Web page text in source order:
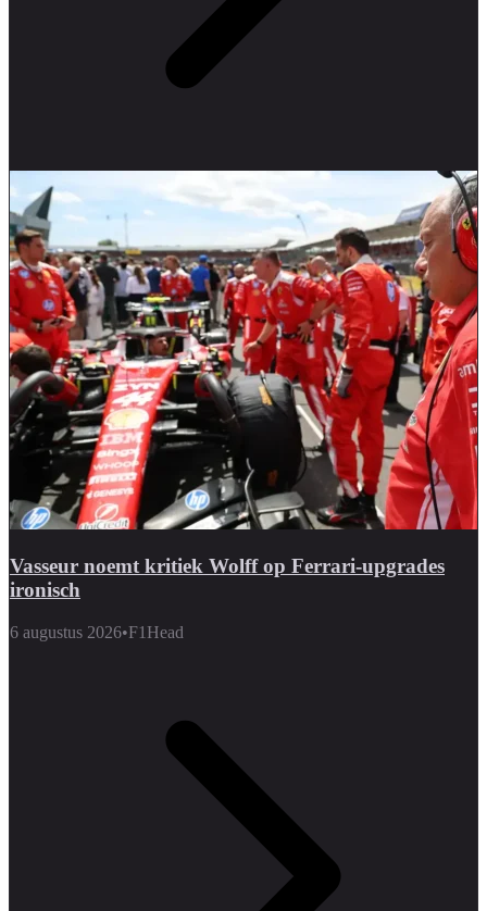
Vasseur noemt kritiek Wolff op Ferrari-upgrades
ironisch
6 augustus 2026•F1Head